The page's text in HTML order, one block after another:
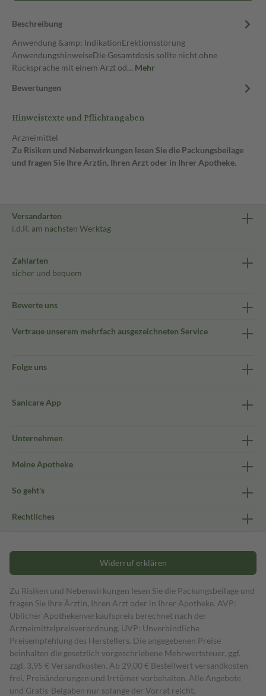
Beschreibung
Anwendung &amp; IndikationErektionsstörung
AnwendungshinweiseDie Gesamtdosis sollte nicht ohne
Rücksprache mit einem Arzt od… Mehr
Bewertungen
Hinweistexte und Pflichtangaben
Arzneimittel
Zu Risiken und Nebenwirkungen lesen Sie die Packungsbeilage
und fragen Sie Ihre Ärztin, Ihren Arzt oder in Ihrer Apotheke.
Versandarten
i.d.R. am nächsten Werktag
Zahlarten
sicher und bequem
Bewerte uns
Vertraue unserem mehrfach ausgezeichneten Service
Folge uns
Sanicare App
Unternehmen
Meine Apotheke
So geht's
Rechtliches
Widerruf erklären
Zu Risiken und Nebenwirkungen lesen Sie die Packungsbeilage und
fragen Sie Ihre Ärztin, Ihren Arzt oder in Ihrer Apotheke. AVP:
Üblicher Apothekenverkaufspreis berechnet nach der
Arzneimittelpreisverordnung. UVP: Unverbindliche
Preisempfehlung des Herstellers. Die angegebenen Preise
beinhalten die gesetzlich vorgeschriebene Mehrwertsteuer, ggf.
zzgl. 3,95 € Versandkosten. Ab 29,00 € Bestell­wert versand­kosten­
frei. Preisänderungen und Irrtümer vorbehalten. Alle Angebote
und Gratis-Beigaben nur solange der Vorrat reicht.